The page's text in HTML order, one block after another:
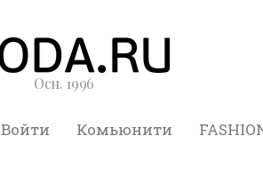
Осн. 1996
Войти Комьюнити